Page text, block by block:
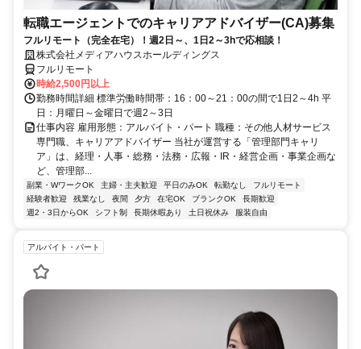
転職エージェントでのキャリアアドバイザー(CA)募集
フルリモート（完全在宅）！週2日～、1日2～3hで応相談！
株式会社メディアハウスホールディングス
フルリモート
時給2,500円以上
勤務時間詳細 標準労働時間帯：16：00～21：00の間で1日2～4h 平
日：月曜日～金曜日で週2～3日
仕事内容 雇用形態：アルバイト・パート 職種：その他人材サービス
専門職、キャリアアドバイザー 当社が運営する「管理部門キャリ
ア」は、経理・人事・総務・法務・広報・IR・経営企画・事業企画な
ど、管理部...
副業・WワークOK 主婦・主夫歓迎 平日のみOK 転勤なし
フルリモート
経験者歓迎
残業なし 夜間 夕方 在宅OK ブランクOK
長期歓迎
週2・3日からOK
シフト制 長期休暇あり 土日祝休み 服装自由
アルバイト・パート